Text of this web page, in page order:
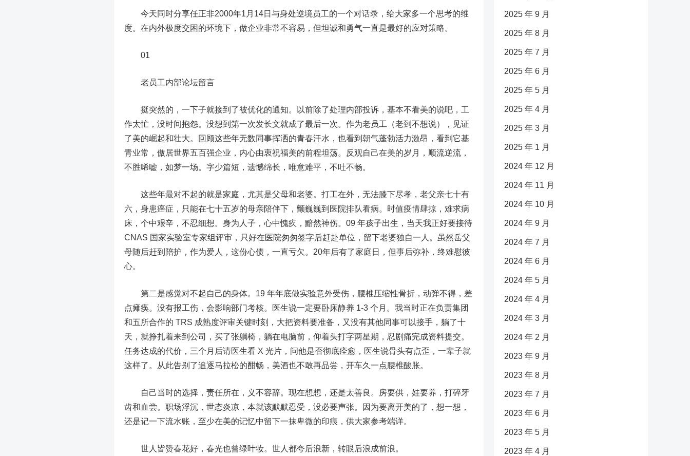
今天同时分享任正非2000年1月14日与身处逆境员工的一个对话录，给大家多一个思考的维
度。在内外极度交困的环境下，做企业非常不容易，但坦诚和勇气一直是最好的应对策略。
01
老员工内部论坛留言
挺突然的，一下子就接到了被优化的通知。以前除了处理内部投诉，基本不看美的说吧，工
作太忙，没时间抱怨。没想到第一次发长文就成了最后一次。作为老员工（老到不想说），见证
了美的崛起和壮大。回顾这些年无数同事挥洒的青春汗水，也看到朝气蓬勃活力激昂，看到它基
青业常，傲居世界五百强企业，内心由衷祝福美的前程坦荡。反观自己在美的岁月，顺流逆流，
不胜唏嘘，如梦一场。字少篇短，遗憾绵长，唯意难平，不吐不畅。
这些年最对不起的就是家庭，尤其是父母和老婆。打工在外，无法膝下尽孝，老父亲七十有
六，身患癌症，只能在七十五岁的母亲陪伴下，颤巍巍到医院排队看病。时值疫情肆掠，难求病
床，个中艰辛，不忍细想。身为人子，心中愧疚，黯然神伤。09 年孩子出生，当天我正好要接待
CNAS 国家实验室专家组评审，只好在医院匆匆签字后赶赴单位，留下老婆独自一人。虽然岳父
母随后赶到陪护，作为爱人，这份心债，一直亏欠。20年后有了家庭日，但事后弥补，终难慰彼
心。
第二是感觉对不起自己的身体。19 年年底做实验意外受伤，腰椎压缩性骨折，动弹不得，差
点瘫痪。没有报工伤，会影响部门考核。医生说一定要卧床静养 1-3 个月。我当时正在负责集团
和五所合作的 TRS 成熟度评审关键时刻，大把资料要准备，又没有其他同事可以接手，躺了十
天，就挣扎着来到公司，买了张躺椅，躺在电脑前，仰着头打字两星期，忍剧痛完成资料提交。
任务达成的代价，三个月后请医生看 X 光片，问他是否彻底痊愈，医生说骨头有点歪，一辈子就
这样了。从此告别了追逐马拉松的酣畅，美酒也不敢再品尝，开车久一点腰椎酸胀。
自己当时的选择，责任所在，义不容辞。现在想想，还是太善良。房要供，娃要养，打碎牙
齿和血尝。职场浮沉，世态炎凉，本就该默默忍受，没必要声张。因为要离开美的了，想一想，
还是记一下流水账，至少在美的记忆中留下一抹卑微的印痕，供大家参考端详。
世人皆赞春花好，春光也曾绿叶妆。世人都夸后浪新，转眼后浪成前浪。
2025 年 9 月
2025 年 8 月
2025 年 7 月
2025 年 6 月
2025 年 5 月
2025 年 4 月
2025 年 3 月
2025 年 1 月
2024 年 12 月
2024 年 11 月
2024 年 10 月
2024 年 9 月
2024 年 7 月
2024 年 6 月
2024 年 5 月
2024 年 4 月
2024 年 3 月
2024 年 2 月
2023 年 9 月
2023 年 8 月
2023 年 7 月
2023 年 6 月
2023 年 5 月
2023 年 4 月